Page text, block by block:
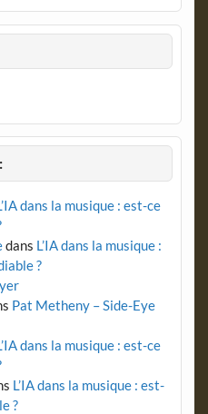
dans la musique : est-ce
dans L’IA dans la musique :
?
Pat Metheny – Side-Eye
dans la musique : est-ce
L’IA dans la musique : est-
?